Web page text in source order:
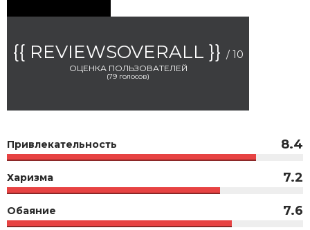
{{ REVIEWSOVERALL }} / 10
ОЦЕНКА ПОЛЬЗОВАТЕЛЕЙ
(79 голосов)
Привлекательность 8.4
Харизма 7.2
Обаяние 7.6